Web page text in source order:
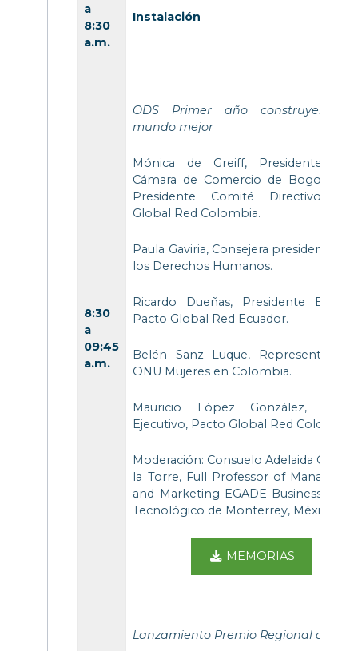
a
8:30
a.m.
Instalación
8:30
a
09:45
a.m.
ODS Primer año construyendo
mundo mejor
Mónica de Greiff, Presidente de
Cámara de Comercio de Bogotá
Presidente Comité Directivo
Global Red Colombia.
Paula Gaviria, Consejera presidencial
los Derechos Humanos.
Ricardo Dueñas, Presidente
Pacto Global Red Ecuador.
Belén Sanz Luque, Representante
ONU Mujeres en Colombia.
Mauricio López González,
Ejecutivo, Pacto Global Red Colombia.
Moderación: Consuelo Adelaida García
la Torre, Full Professor of
and Marketing EGADE Business
Tecnológico de Monterrey, México.
MEMORIAS
Lanzamiento Premio Regional de